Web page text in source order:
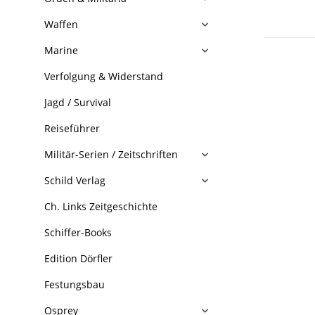
Waffen
Marine
Verfolgung & Widerstand
Jagd / Survival
Reiseführer
Militär-Serien / Zeitschriften
Schild Verlag
Ch. Links Zeitgeschichte
Schiffer-Books
Edition Dörfler
Festungsbau
Osprey